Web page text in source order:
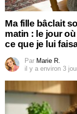
Ma fille bâclait
matin : le jour
ce que je lui
Par Marie R.
il y a environ 3